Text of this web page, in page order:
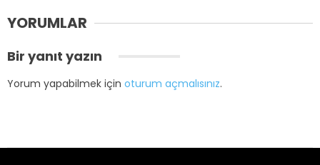
YORUMLAR
Bir yanıt yazın
Yorum yapabilmek için oturum açmalısınız.